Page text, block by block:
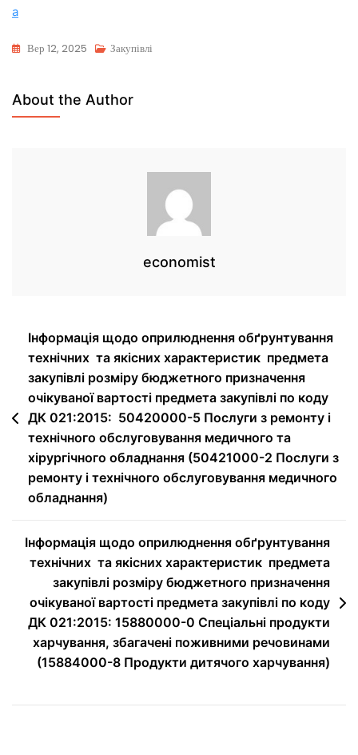
a
Вер 12, 2025 Закупівлі
About the Author
economist
Інформація щодо оприлюднення обґрунтування
технічних та якісних характеристик предмета
закупівлі розміру бюджетного призначення
очікуваної вартості предмета закупівлі по коду
ДК 021:2015: 50420000-5 Послуги з ремонту і
технічного обслуговування медичного та
хірургічного обладнання (50421000-2 Послуги з
ремонту і технічного обслуговування медичного
обладнання)
Інформація щодо оприлюднення обґрунтування
технічних та якісних характеристик предмета
закупівлі розміру бюджетного призначення
очікуваної вартості предмета закупівлі по коду
ДК 021:2015: 15880000-0 Спеціальні продукти
харчування, збагачені поживними речовинами
(15884000-8 Продукти дитячого харчування)